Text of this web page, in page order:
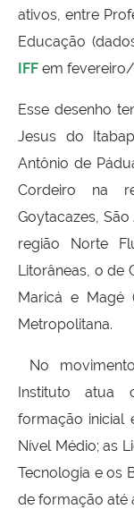
ativos, entre
Educação
IFF em fevereiro/
Esse desenho
Jesus do
Antônio de
Cordeiro na
Goytacazes,
região Norte
Litorâneas, o de
Maricá e Magé
Metropolitana.
No
Instituto atua
formação inicial
Nível Médio; as
Tecnologia e os
de formação até